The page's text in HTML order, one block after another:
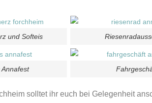
und Softeis
Annafest
solltet ihr euch bei Gelegenheit